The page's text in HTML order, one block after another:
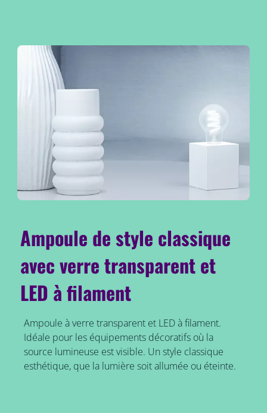
Ampoule de style classique
avec verre transparent et
LED à filament
Ampoule à verre transparent et LED à filament.
Idéale pour les équipements décoratifs où la
source lumineuse est visible. Un style classique
esthétique, que la lumière soit allumée ou éteinte.